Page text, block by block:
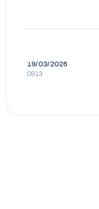
19/03/2026
09:13